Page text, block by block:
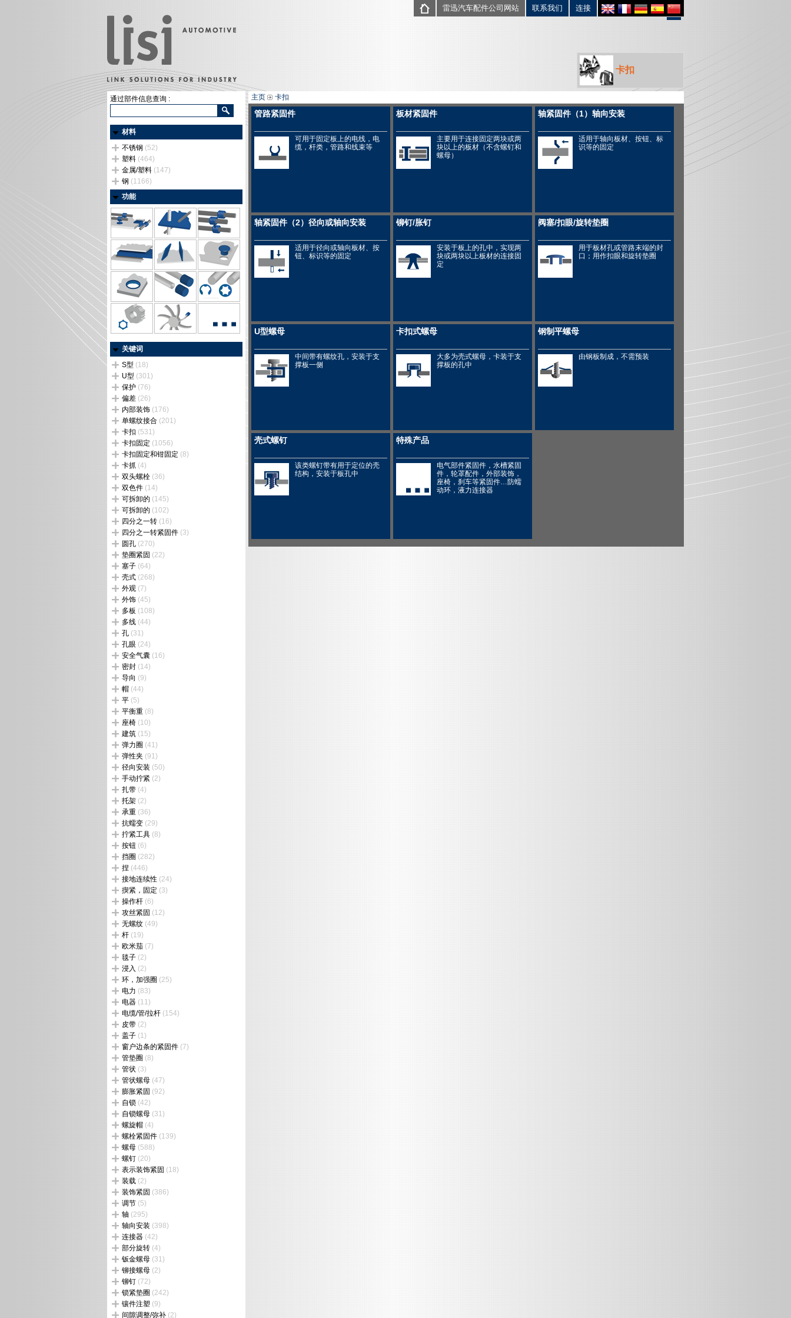
连接
联系我们
雷迅汽车配件公司网站
卡扣
通过部件信息查询 :
材料
不锈钢 (52)
塑料 (464)
金属/塑料 (147)
钢 (1166)
功能
关键词
S型 (18)
U型 (301)
保护 (76)
偏差 (26)
内部装饰 (176)
单螺纹接合 (201)
卡扣 (531)
卡扣固定 (1056)
卡扣固定和钳固定 (8)
卡抓 (4)
双头螺栓 (36)
双色件 (14)
可拆卸的 (145)
可拆卸的 (102)
四分之一转 (16)
四分之一转紧固件 (3)
圆孔 (270)
垫圈紧固 (22)
塞子 (64)
壳式 (268)
外观 (7)
外饰 (45)
多板 (108)
多线 (44)
孔 (31)
孔眼 (24)
安全气囊 (16)
密封 (14)
导向 (9)
帽 (44)
平 (5)
平衡重 (8)
座椅 (10)
建筑 (15)
弹力圈 (41)
弹性夹 (91)
径向安装 (50)
手动拧紧 (2)
扎带 (4)
托架 (2)
承重 (36)
抗蠕变 (29)
拧紧工具 (8)
按钮 (6)
挡圈 (282)
捏 (446)
接地连续性 (24)
揳紧，固定 (3)
操作杆 (6)
攻丝紧固 (12)
无螺纹 (49)
杆 (19)
欧米茄 (7)
毯子 (2)
浸入 (2)
环，加强圈 (25)
电力 (83)
电器 (11)
电缆/管/拉杆 (154)
皮带 (2)
盖子 (1)
窗户边条的紧固件 (7)
管垫圈 (8)
管状 (3)
管状螺母 (47)
膨胀紧固 (92)
自锁 (42)
自锁螺母 (31)
螺旋帽 (4)
螺栓紧固件 (139)
螺母 (588)
螺钉 (20)
表示装饰紧固 (18)
装载 (2)
装饰紧固 (386)
调节 (5)
轴 (295)
轴向安装 (398)
连接器 (42)
部分旋转 (4)
钣金螺母 (31)
铆接螺母 (2)
铆钉 (72)
锁紧垫圈 (242)
镶件注塑 (9)
间隙调整/弥补 (2)
主页 卡扣
管路紧固件
可用于固定板上的电线，电
缆，杆类，管路和线束等
板材紧固件
主要用于连接固定两块或两
块以上的板材（不含螺钉和
螺母）
轴紧固件（1）轴向安装
适用于轴向板材、按钮、标
识等的固定
轴紧固件（2）径向或轴向安装
适用于径向或轴向板材、按
钮、标识等的固定
铆钉/胀钉
安装于板上的孔中，实现两
块或两块以上板材的连接固
定
阀塞/扣眼/旋转垫圈
用于板材孔或管路末端的封
口；用作扣眼和旋转垫圈
U型螺母
中间带有螺纹孔，安装于支
撑板一侧
卡扣式螺母
大多为壳式螺母，卡装于支
撑板的孔中
钢制平螺母
由钢板制成，不需预装
壳式螺钉
该类螺钉带有用于定位的壳
结构，安装于板孔中
特殊产品
电气部件紧固件，水槽紧固
件，轮罩配件，外部装饰，
座椅，刹车等紧固件…防蠕
动环，液力连接器